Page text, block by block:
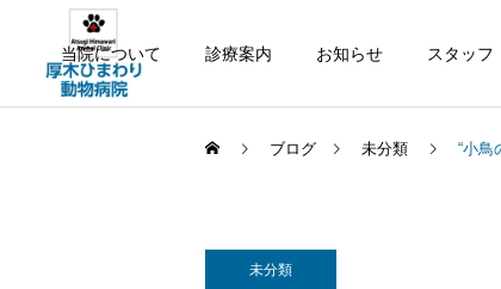
当院について 診療案内 お知らせ スタッフ
ブログ 未分類 “小鳥
未分類